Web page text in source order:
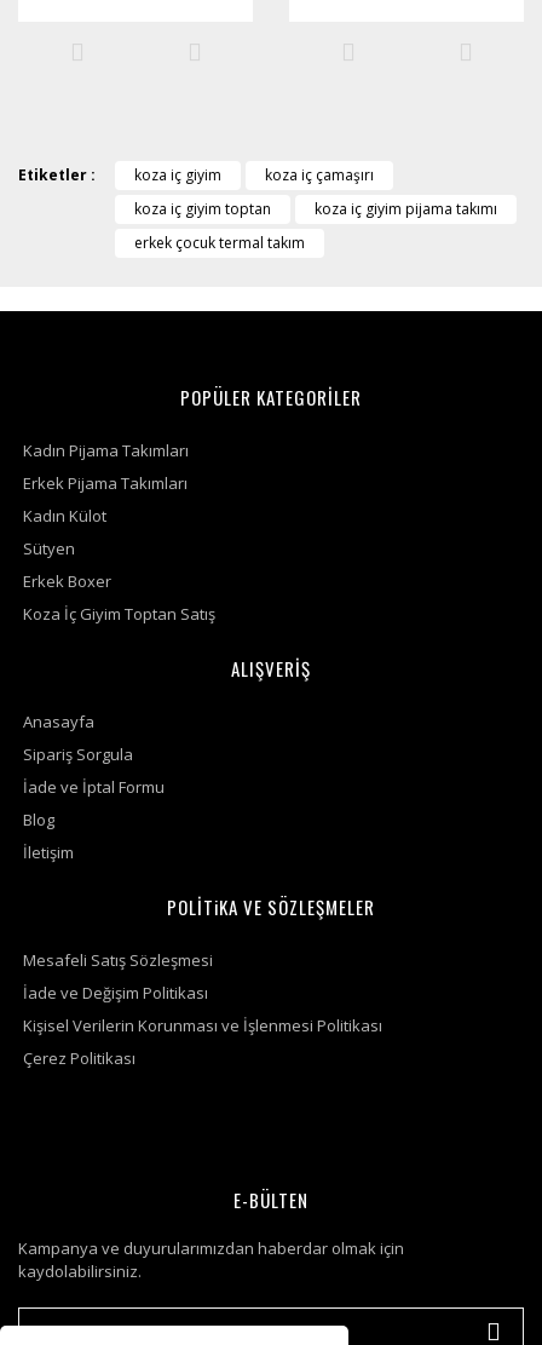
Etiketler : koza iç giyim
koza iç çamaşırı
koza iç giyim toptan
koza iç giyim pijama takımı
erkek çocuk termal takım
POPÜLER KATEGORİLER
Kadın Pijama Takımları
Erkek Pijama Takımları
Kadın Külot
Sütyen
Erkek Boxer
Koza İç Giyim Toptan Satış
ALIŞVERİŞ
Anasayfa
Sipariş Sorgula
İade ve İptal Formu
Blog
İletişim
POLİTiKA VE SÖZLEŞMELER
Mesafeli Satış Sözleşmesi
İade ve Değişim Politikası
Kişisel Verilerin Korunması ve İşlenmesi Politikası
Çerez Politikası
E-BÜLTEN
Kampanya ve duyurularımızdan haberdar olmak için
kaydolabilirsiniz.